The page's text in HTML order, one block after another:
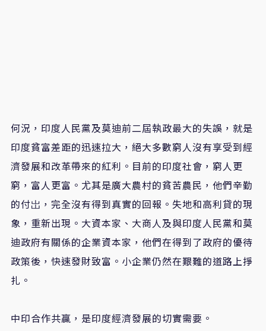
何況，印度人民黨及莫迪前二屆執政最大的失誤，就是
印度貧富差距的迅速拉大，絕大多數窮人沒有享受到經
濟發展和改革帶來的紅利。目前的印度社會，窮人更
窮，富人更富。尤其是廣大農村的貧苦農民，他們辛勤
的付岀，完全沒有得到真實的回報。失地和高利貸的現
象，重新出現。大資本家、大商人及與印度人民黨和莫
迪政府有關係的企業資本家，他們在得到了政府的優待
政策後，快速發財致富。小企業仍然在艱難的道路上掙
扎。
中印合作共贏，是印度經濟發展的切實需要。